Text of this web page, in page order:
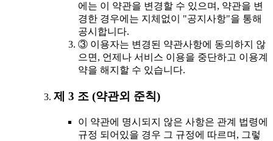
에는 이 약관을 변경할 수 있으며, 약관을 변
경한 경우에는 지체없이 "공지사항"을 통해
공시합니다.
③ 이용자는 변경된 약관사항에 동의하지 않
으면, 언제나 서비스 이용을 중단하고 이용계
약을 해지할 수 있습니다.
제 3 조 (약관외 준칙)
이 약관에 명시되지 않은 사항은 관계 법령에
규정 되어있을 경우 그 규정에 따르며, 그렇